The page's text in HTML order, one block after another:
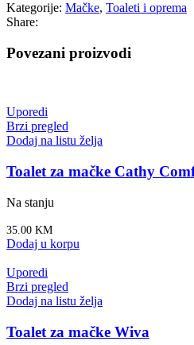
Kategorije: Mačke, Toaleti i oprema
Share:
Povezani proizvodi
Uporedi
Brzi pregled
Dodaj na listu želja
Toalet za mačke Cathy
Na stanju
35.00 KM
Dodaj u korpu
Uporedi
Brzi pregled
Dodaj na listu želja
Toalet za mačke Wiva